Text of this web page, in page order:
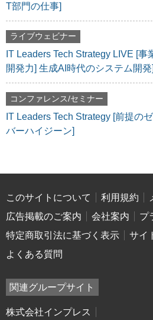
T部門の仕事]
ライブウェビナー
IT Leaders Tech Strategy LIVE [
開発力] 生成AI時代のシステム開発]
コンファレンス/セミナー
IT Leaders Tech Strategy [前提の
バーハイジーン]
このサイトについて 利用規約
広告掲載のご案内
会社案内
プ
特定商取引法に基づく表示
サイ
よくある質問
関連グループサイト
株式会社インプレス